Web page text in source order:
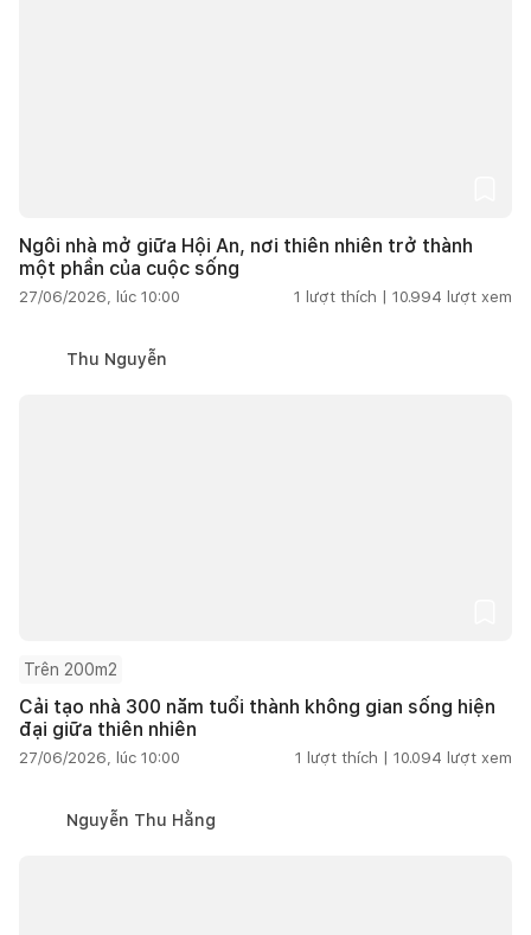
Ngôi nhà mở giữa Hội An, nơi thiên nhiên trở thành
một phần của cuộc sống
27/06/2026, lúc 10:00 1 lượt thích | 10.994 lượt xem
Thu Nguyễn
Trên 200m2
Cải tạo nhà 300 năm tuổi thành không gian sống hiện
đại giữa thiên nhiên
27/06/2026, lúc 10:00 1 lượt thích | 10.094 lượt xem
Nguyễn Thu Hằng